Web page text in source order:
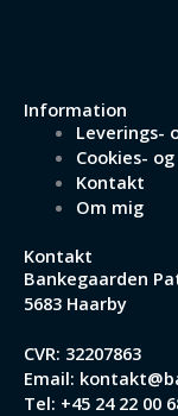
Information
Leverings-
Cookies-
Kontakt
Om mig
Kontakt
Bankegaarden
5683 Haarby
CVR: 32207863
Email:
Tel: +45 24 22 00